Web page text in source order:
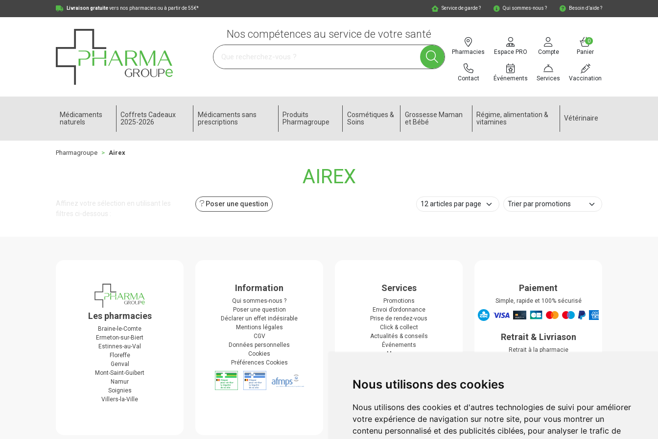
Nous utilisons des cookies
Nous utilisons des cookies et d'autres technologies de suivi pour améliorer
votre expérience de navigation sur notre site, pour vous montrer un
contenu personnalisé et des publicités ciblées, pour analyser le trafic de
Livraison gratuitevers nos pharmacies ou à partir de 55€* Service de garde ? Qui sommes-nous ? Besoin d’aide ?
Pharmagroupe Votre pharmacie en ligne à votre service
Pharmacies
Contact
Espace PRO
Événements
Compte
Services
Panier
0
Vaccination
Nos compétences au service de votre santé
Médicaments
naturels
Coffrets Cadeaux
2025-2026
Médicaments sans
prescriptions
Produits
Pharmagroupe
Cosmétiques &
Soins
Grossesse Maman
et Bébé
Régime, alimentation &
vitamines
Vétérinaire
Pharmagroupe Airex
AIREX
Poser une question
Affinez votre sélection en utilisant les
filtres ci-dessous :
Les pharmacies
Braine-le-Comte
Ermeton-sur-Biert
Estinnes-au-Val
Floreffe
Genval
Mont-Saint-Guibert
Namur
Soignies
Villers-la-Ville
Information
Qui sommes-nous ?
Poser une question
Déclarer un effet indésirable
Mentions légales
CGV
Données personnelles
Cookies
Préférences Cookies
Services
Promotions
Envoi d’ordonnance
Prise de rendez-vous
Click & collect
Actualités & conseils
Événements
Marques
Paiement
Simple, rapide et 100% sécurisé
Retrait & Livriason
Retrait à la pharmacie